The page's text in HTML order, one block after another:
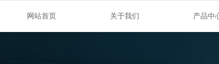
网站首页 关于我们 产品中